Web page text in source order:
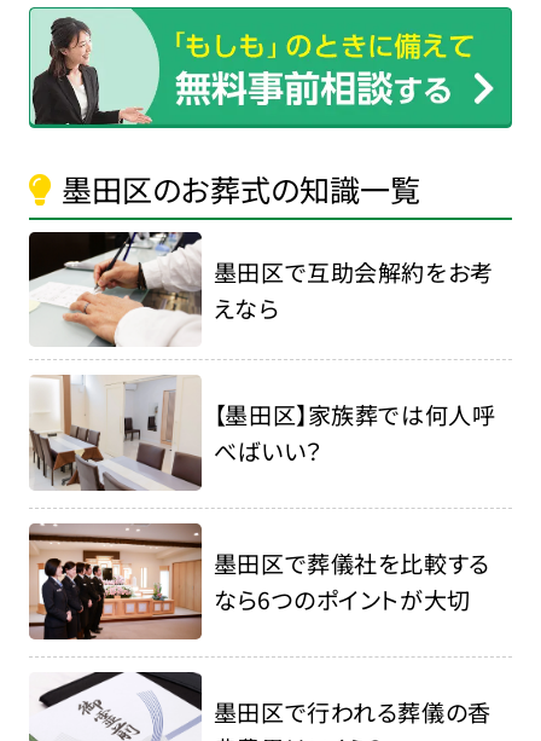
墨田区のお葬式の知識一覧
墨田区で互助会解約をお考
えなら
【墨田区】家族葬では何人呼
べばいい？
墨田区で葬儀社を比較する
なら6つのポイントが大切
墨田区で行われる葬儀の香